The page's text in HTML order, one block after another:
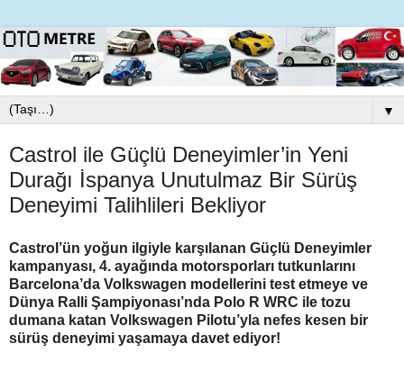
▼
Castrol ile Güçlü Deneyimler’in Yeni
Durağı İspanya Unutulmaz Bir Sürüş
Deneyimi Talihlileri Bekliyor
Castrol’ün yoğun ilgiyle karşılanan Güçlü Deneyimler
kampanyası, 4. ayağında motorsporları tutkunlarını
Barcelona’da Volkswagen modellerini test etmeye ve
Dünya Ralli Şampiyonası’nda Polo R WRC ile tozu
dumana katan Volkswagen Pilotu’yla nefes kesen bir
sürüş deneyimi yaşamaya davet ediyor!